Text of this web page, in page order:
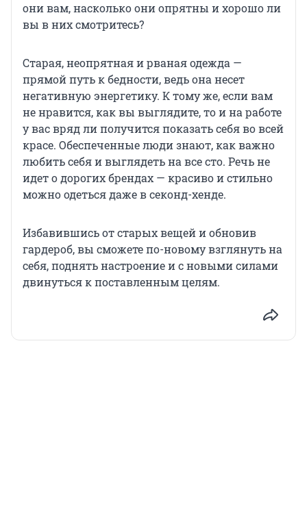
они вам, насколько они опрятны и хорошо ли
вы в них смотритесь?
Старая, неопрятная и рваная одежда —
прямой путь к бедности, ведь она несет
негативную энергетику. К тому же, если вам
не нравится, как вы выглядите, то и на работе
у вас вряд ли получится показать себя во всей
красе. Обеспеченные люди знают, как важно
любить себя и выглядеть на все сто. Речь не
идет о дорогих брендах — красиво и стильно
можно одеться даже в секонд-хенде.
Избавившись от старых вещей и обновив
гардероб, вы сможете по-новому взглянуть на
себя, поднять настроение и с новыми силами
двинуться к поставленным целям.